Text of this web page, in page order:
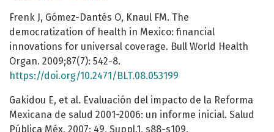
Frenk J, Gómez-Dantés O, Knaul FM. The
democratization of health in Mexico: financial
innovations for universal coverage. Bull World Health
Organ. 2009;87(7): 542-8.
https://doi.org/10.2471/BLT.08.053199
Gakidou E, et al. Evaluación del impacto de la Reforma
Mexicana de salud 2001-2006: un informe inicial. Salud
Pública Méx. 2007; 49, Suppl.1, s88-s109.